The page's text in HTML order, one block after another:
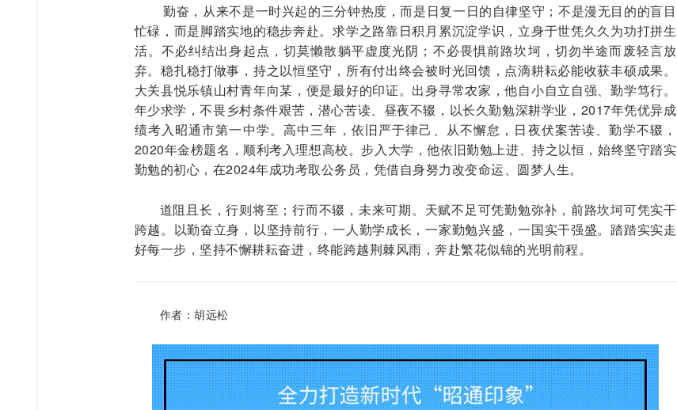
勤奋，从来不是一时兴起的三分钟热度，而是日复一日的自律坚守；不是漫无目的的盲目
忙碌，而是脚踏实地的稳步奔赴。求学之路靠日积月累沉淀学识，立身于世凭久久为功打拼生
活。不必纠结出身起点，切莫懒散躺平虚度光阴；不必畏惧前路坎坷，切勿半途而废轻言放
弃。稳扎稳打做事，持之以恒坚守，所有付出终会被时光回馈，点滴耕耘必能收获丰硕成果。
大关县悦乐镇山村青年向某，便是最好的印证。出身寻常农家，他自小自立自强、勤学笃行。
年少求学，不畏乡村条件艰苦，潜心苦读、昼夜不辍，以长久勤勉深耕学业，2017年凭优异成
绩考入昭通市第一中学。高中三年，依旧严于律己、从不懈怠，日夜伏案苦读、勤学不辍，
2020年金榜题名，顺利考入理想高校。步入大学，他依旧勤勉上进、持之以恒，始终坚守踏实
勤勉的初心，在2024年成功考取公务员，凭借自身努力改变命运、圆梦人生。
道阻且长，行则将至；行而不辍，未来可期。天赋不足可凭勤勉弥补，前路坎坷可凭实干
跨越。以勤奋立身，以坚持前行，一人勤学成长，一家勤勉兴盛，一国实干强盛。踏踏实实走
好每一步，坚持不懈耕耘奋进，终能跨越荆棘风雨，奔赴繁花似锦的光明前程。
作者：胡远松